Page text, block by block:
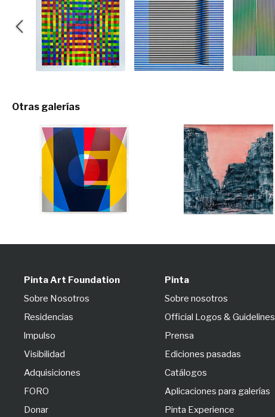
Otras galerías
Pinta Art Foundation
Sobre Nosotros
Residencias
lmpulso
Visibilidad
Adquisiciones
FORO
Donar
Pinta
Sobre nosotros
Official Logos & Guidelines
Prensa
Ediciones pasadas
Catálogos
Aplicaciones para galerías
Pinta Experience